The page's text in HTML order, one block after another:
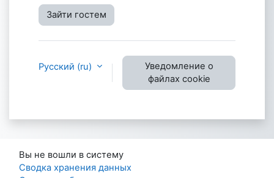
Зайти гостем
Русский ‎(ru)‎
Уведомление о
файлах cookie
Вы не вошли в систему
Сводка хранения данных